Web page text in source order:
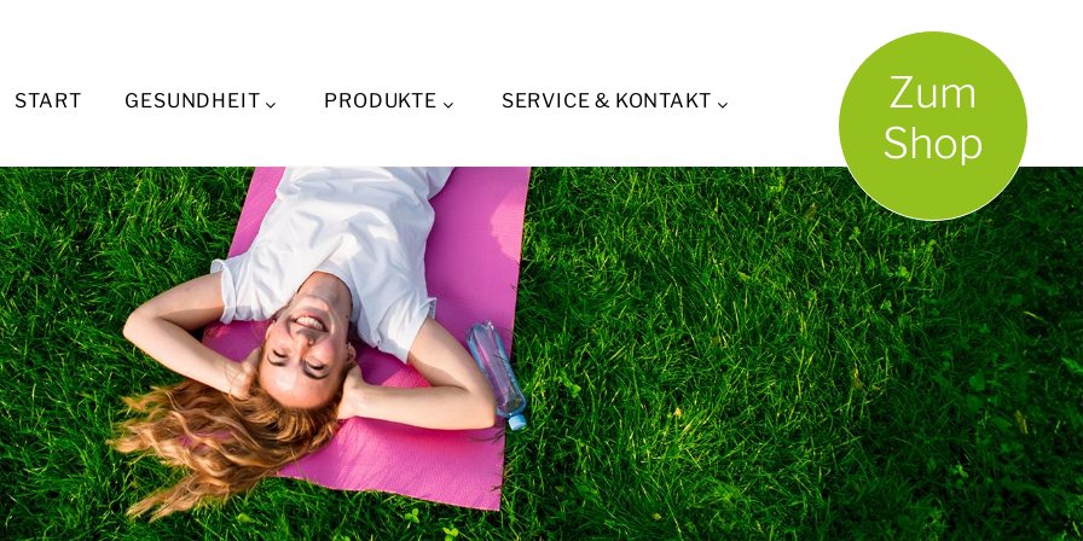
START GESUNDHEIT PRODUKTE SERVICE & KONTAKT
Zum
Shop